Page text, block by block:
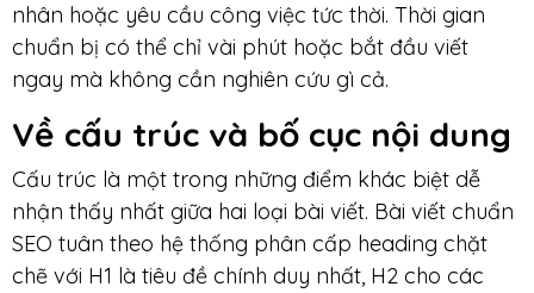
nhân hoặc yêu cầu công việc tức thời. Thời gian
chuẩn bị có thể chỉ vài phút hoặc bắt đầu viết
ngay mà không cần nghiên cứu gì cả.
Về cấu trúc và bố cục nội dung
Cấu trúc là một trong những điểm khác biệt dễ
nhận thấy nhất giữa hai loại bài viết. Bài viết chuẩn
SEO tuân theo hệ thống phân cấp heading chặt
chẽ với H1 là tiêu đề chính duy nhất, H2 cho các